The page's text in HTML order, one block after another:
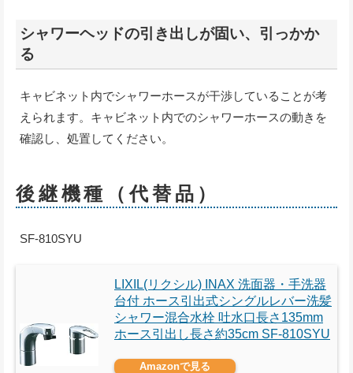
シャワーヘッドの引き出しが固い、引っかか
る
キャビネット内でシャワーホースが干渉していることが考
えられます。キャビネット内でのシャワーホースの動きを
確認し、処置してください。
後継機種（代替品）
SF-810SYU
LIXIL(リクシル) INAX 洗面器・手洗器
台付 ホース引出式シングルレバー洗髪
シャワー混合水栓 吐水口長さ135mm
ホース引出し長さ約35cm SF-810SYU
Amazonで見る